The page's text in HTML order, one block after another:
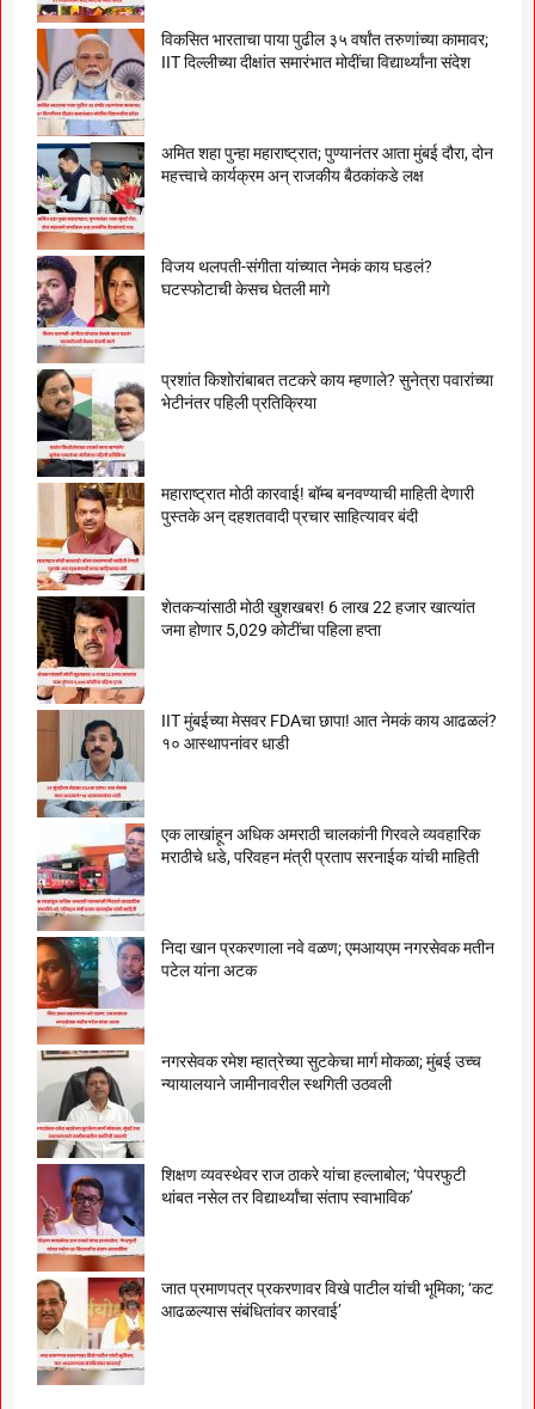
विकसित भारताचा पाया पुढील ३५ वर्षांत तरुणांच्या कामावर;
IIT दिल्लीच्या दीक्षांत समारंभात मोदींचा विद्यार्थ्यांना संदेश
अमित शहा पुन्हा महाराष्ट्रात; पुण्यानंतर आता मुंबई दौरा, दोन
महत्त्वाचे कार्यक्रम अन् राजकीय बैठकांकडे लक्ष
विजय थलपती-संगीता यांच्यात नेमकं काय घडलं?
घटस्फोटाची केसच घेतली मागे
प्रशांत किशोरांबाबत तटकरे काय म्हणाले? सुनेत्रा पवारांच्या
भेटीनंतर पहिली प्रतिक्रिया
महाराष्ट्रात मोठी कारवाई! बॉम्ब बनवण्याची माहिती देणारी
पुस्तके अन् दहशतवादी प्रचार साहित्यावर बंदी
शेतकऱ्यांसाठी मोठी खुशखबर! 6 लाख 22 हजार खात्यांत
जमा होणार 5,029 कोटींचा पहिला हप्ता
IIT मुंबईच्या मेसवर FDAचा छापा! आत नेमकं काय आढळलं?
१० आस्थापनांवर धाडी
एक लाखांहून अधिक अमराठी चालकांनी गिरवले व्यवहारिक
मराठीचे धडे, परिवहन मंत्री प्रताप सरनाईक यांची माहिती
निदा खान प्रकरणाला नवे वळण; एमआयएम नगरसेवक मतीन
पटेल यांना अटक
नगरसेवक रमेश म्हात्रेच्या सुटकेचा मार्ग मोकळा; मुंबई उच्च
न्यायालयाने जामीनावरील स्थगिती उठवली
शिक्षण व्यवस्थेवर राज ठाकरे यांचा हल्लाबोल; ‘पेपरफुटी
थांबत नसेल तर विद्यार्थ्यांचा संताप स्वाभाविक’
जात प्रमाणपत्र प्रकरणावर विखे पाटील यांची भूमिका; ‘कट
आढळल्यास संबंधितांवर कारवाई’